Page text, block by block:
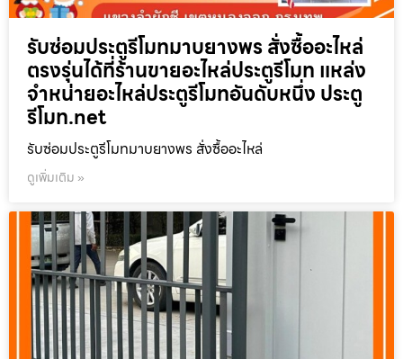
รับซ่อมประตูรีโมทมาบยางพร สั่งซื้ออะไหล่
ตรงรุ่นได้ที่ร้านขายอะไหล่ประตูรีโมท แหล่ง
จำหน่ายอะไหล่ประตูรีโมทอันดับหนึ่ง ประตู
รีโมท.net
รับซ่อมประตูรีโมทมาบยางพร สั่งซื้ออะไหล่
ดูเพิ่มเติม »